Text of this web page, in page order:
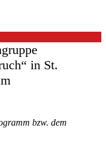
in St.
bzw. dem